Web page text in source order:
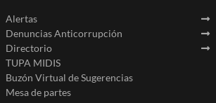
Alertas
Denuncias Anticorrupción
Directorio
TUPA MIDIS
Buzón Virtual de Sugerencias
Mesa de partes